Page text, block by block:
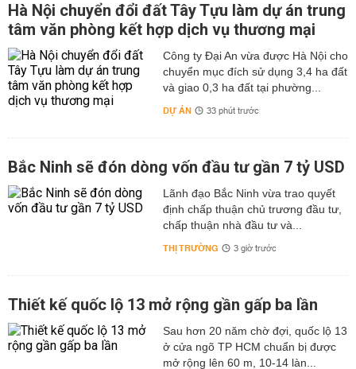
Hà Nội chuyển đổi đất Tây Tựu làm dự án trung
tâm văn phòng kết hợp dịch vụ thương mại
Công ty Đại An vừa được Hà Nội cho
chuyển mục đích sử dụng 3,4 ha đất
và giao 0,3 ha đất tại phường...
DỰ ÁN 33 phút trước
Bắc Ninh sẽ đón dòng vốn đầu tư gần 7 tỷ USD
Lãnh đạo Bắc Ninh vừa trao quyết
định chấp thuận chủ trương đầu tư,
chấp thuận nhà đầu tư và...
THỊ TRƯỜNG 3 giờ trước
Thiết kế quốc lộ 13 mở rộng gần gấp ba lần
Sau hơn 20 năm chờ đợi, quốc lộ 13
ở cửa ngõ TP HCM chuẩn bị được
mở rộng lên 60 m, 10-14 làn...